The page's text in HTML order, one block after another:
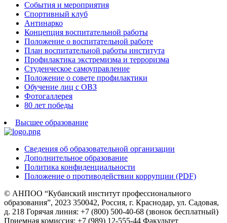
События и мероприятия
Спортивный клуб
Антинарко
Концепция воспитательной работы
Положение о воспитательной работе
План воспитательной работы института
Профилактика экстремизма и терроризма
Студенческое самоуправление
Положение о совете профилактики
Обучение лиц с ОВЗ
Фотогаллерея
80 лет победы
Высшее образование
Сведения об образовательной организации
Дополнительное образование
Политика конфиденциальности
Положение о противодействии коррупции (PDF)
© АНПОО “Кубанский институт профессионального
образования”, 2023 350042, Россия, г. Краснодар, ул. Садовая,
д. 218 Горячая линия: +7 (800) 500-40-68 (звонок бесплатный)
Приемная комиссия: +7 (989) 12-555-44 Факультет